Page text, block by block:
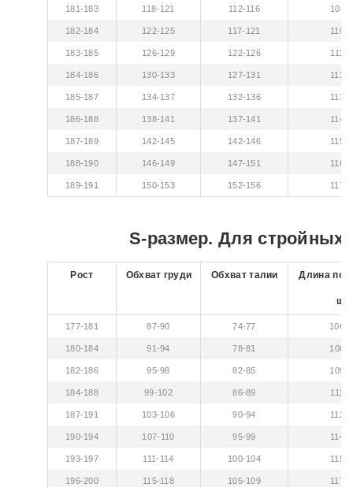
181-183 118-121 112-116 108-
182-184 122-125 117-121 110-
183-185 126-129 122-126 111-
184-186 130-133 127-131 112-
185-187 134-137 132-136 113-
186-188 138-141 137-141 114-
187-189 142-145 142-146 115-
188-190 146-149 147-151 116-
189-191 150-153 152-156 117-
S-размер. Для стройных
Рост Обхват груди Обхват талии Длина по
177-181 87-90 74-77 106-
180-184 91-94 78-81 108-
182-186 95-98 82-85 109-
184-188 99-102 86-89 111-
187-191 103-106 90-94 112-
190-194 107-110 95-99 114-
193-197 111-114 100-104 115-
196-200 115-118 105-109 117-